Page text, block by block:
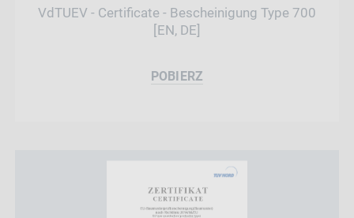
VdTUEV - Certificate - Bescheinigung Type 700
[EN, DE]
POBIERZ